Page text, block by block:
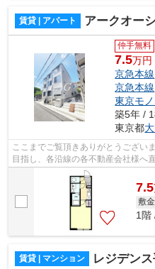
賃貸 | アパート アークオー
仲手無料
7.5万円
京急本線
京急本線
東京モ
築5年 /
東京都
ここまでご覧頂きありがとうござい
目指し、各沿線の各不動産会社様へ
様へ提供しております！最新の情報
7.5
敷金
1階
賃貸 | マンション レジデン